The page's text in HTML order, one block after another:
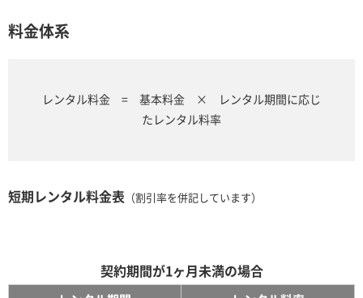
料金体系
レンタル料金 = 基本料金 × レンタル期間に応じ
たレンタル料率
短期レンタル料金表 （割引率を併記しています）
契約期間が1ヶ月未満の場合